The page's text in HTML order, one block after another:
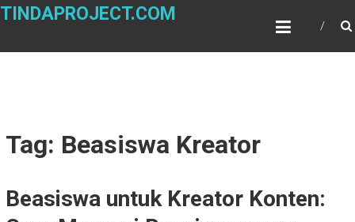
Skip
TINDAPROJECT.COM
Tag: Beasiswa Kreator
Beasiswa untuk Kreator Konten: